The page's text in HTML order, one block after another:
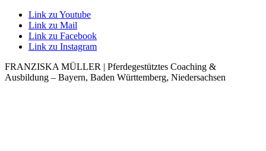
Link zu Youtube
Link zu Mail
Link zu Facebook
Link zu Instagram
FRANZISKA MÜLLER | Pferdegestütztes Coaching &
Ausbildung – Bayern, Baden Württemberg, Niedersachsen